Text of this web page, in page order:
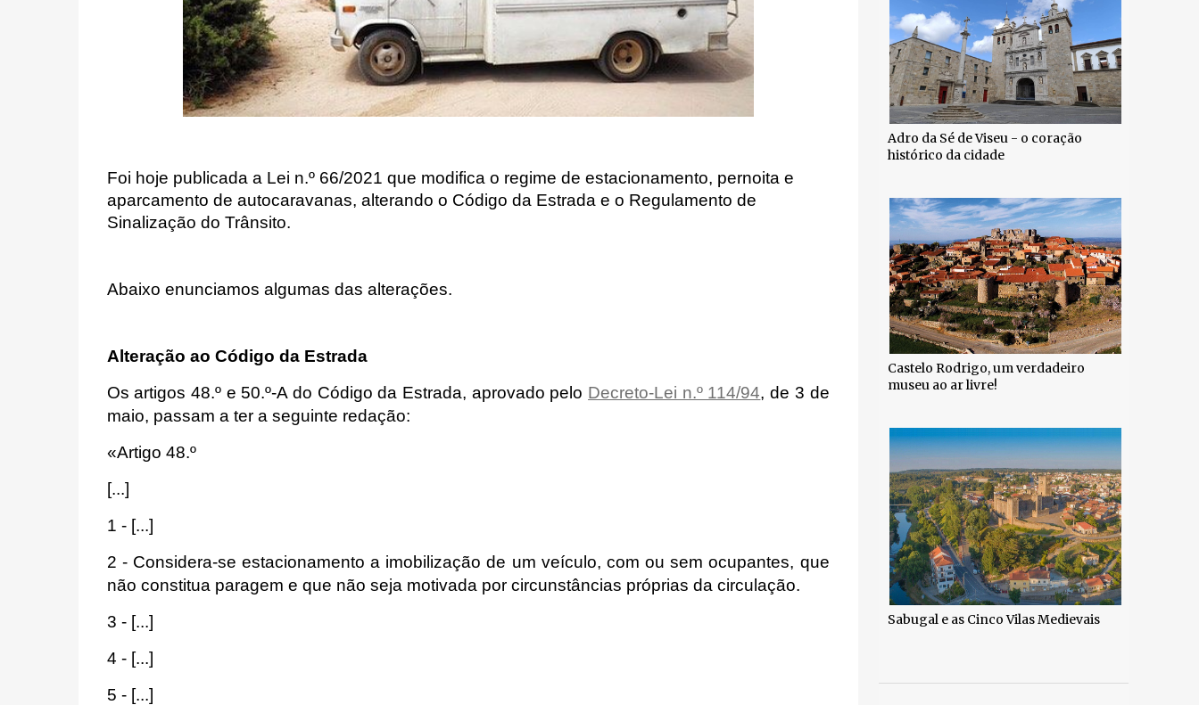
Foi hoje publicada a Lei n.º 66/2021 que modifica o regime de estacionamento, pernoita e
aparcamento de autocaravanas, alterando o Código da Estrada e o Regulamento de
Sinalização do Trânsito.
Abaixo enunciamos algumas das alterações.
Alteração ao Código da Estrada
Os artigos 48.º e 50.º-A do Código da Estrada, aprovado pelo Decreto-Lei n.º 114/94, de 3 de
maio, passam a ter a seguinte redação:
«Artigo 48.º
[...]
1 - [...]
2 - Considera-se estacionamento a imobilização de um veículo, com ou sem ocupantes, que
não constitua paragem e que não seja motivada por circunstâncias próprias da circulação.
3 - [...]
4 - [...]
5 - [...]
Adro da Sé de Viseu - o coração
histórico da cidade
Castelo Rodrigo, um verdadeiro
museu ao ar livre!
Sabugal e as Cinco Vilas Medievais